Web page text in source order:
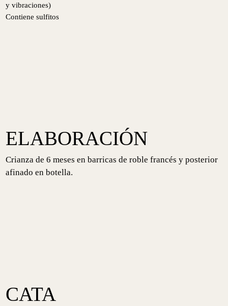
y vibraciones)
Contiene sulfitos
ELABORACIÓN
Crianza de 6 meses en barricas de roble francés y posterior
afinado en botella.
CATA